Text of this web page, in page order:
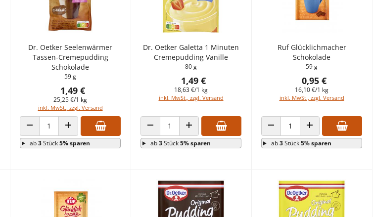
Dr. Oetker Seelenwärmer
Tassen-Cremepudding
Schokolade
59 g
1,49 €
25,25 €/1 kg
inkl. MwSt., zzgl. Versand
ANZAHL VERRINGERNANZAHL ERHÖHEN
ab3Stück5% sparen
Dr. Oetker Galetta 1 Minuten
Cremepudding Vanille
80 g
1,49 €
18,63 €/1 kg
inkl. MwSt., zzgl. Versand
ANZAHL VERRINGERNANZAHL ERHÖHEN
ab3Stück5% sparen
Ruf Glücklichmacher
Schokolade
59 g
0,95 €
16,10 €/1 kg
inkl. MwSt., zzgl. Versand
ANZAHL VERRINGERNANZAHL ERHÖHEN
ab3Stück5% sparen